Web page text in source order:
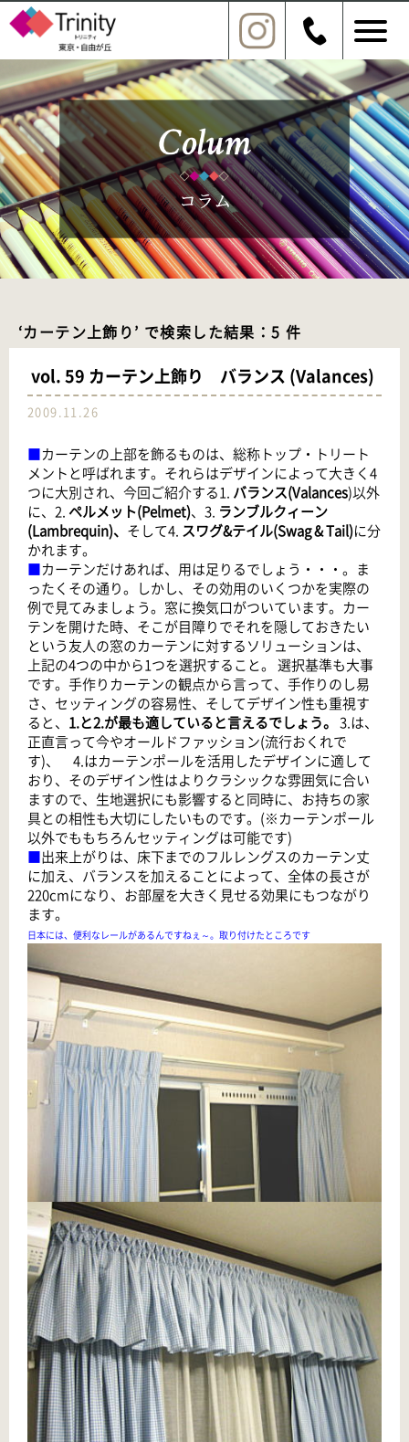
‘カーテン上飾り’ で検索した結果：5 件
vol. 59 カーテン上飾り バランス (Valances)
2009.11.26
■カーテンの上部を飾るものは、総称トップ・トリート
メントと呼ばれます。それらはデザインによって大きく4
つに大別され、今回ご紹介する1. バランス(Valances)以外
に、2. ペルメット(Pelmet)、3. ランブルクィーン
(Lambrequin)、 そして4. スワグ&テイル(Swag & Tail)に分
かれます。
■カーテンだけあれば、用は足りるでしょう・・・。ま
ったくその通り。しかし、その効用のいくつかを実際の
例で見てみましょう。窓に換気口がついています。カー
テンを開けた時、そこが目障りでそれを隠しておきたい
という友人の窓のカーテンに対するソリューションは、
上記の4つの中から1つを選択すること。 選択基準も大事
です。手作りカーテンの観点から言って、手作りのし易
さ、セッティングの容易性、そしてデザイン性も重視す
ると、 1.と2.が最も適していると言えるでしょう。 3.は、
正直言って今やオールドファッション(流行おくれで
す)、 4.はカーテンポールを活用したデザインに適して
おり、そのデザイン性はよりクラシックな雰囲気に合い
ますので、生地選択にも影響すると同時に、お持ちの家
具との相性も大切にしたいものです。(※カーテンポール
以外でももちろんセッティングは可能です)
■出来上がりは、床下までのフルレングスのカーテン丈
に加え、バランスを加えることによって、全体の長さが
220cmになり、お部屋を大きく見せる効果にもつながり
ます。
日本には、便利なレールがあるんですねぇ～。取り付けたところです